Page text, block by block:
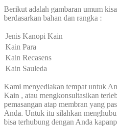
Berikut adalah gambaran umum
berdasarkan bahan dan rangka :
Jenis Kanopi Kain
Kain Para
Kain Recasens
Kain Sauleda
Kami menyediakan tempat untuk
Kain , atau mengkonsultasikan
pemasangan atap membran yang
Anda. Untuk itu silahkan
bisa terhubung dengan Anda